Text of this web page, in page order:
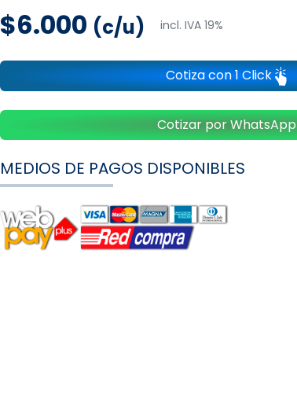
$6.000 (c/u) incl. IVA 19%
Cotiza con 1 Click
Cotizar por WhatsApp
MEDIOS DE PAGOS DISPONIBLES